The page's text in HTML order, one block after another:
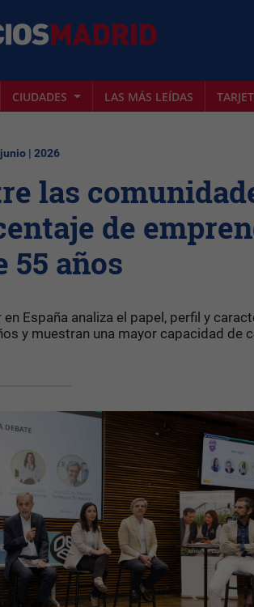
CIUDADES LAS MÁS LEÍDAS
| 2026
las
de
55 años
España analiza el papel, perfil y
y muestran una mayor capacidad de